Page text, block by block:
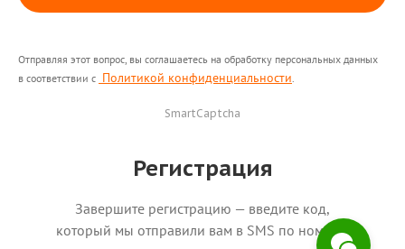
Отправляя этот вопрос, вы соглашаетесь на обработку персональных данных
в соответствии с Политикой конфиденциальности.
SmartCaptcha
Регистрация
Завершите регистрацию — введите код,
который мы отправили вам в SMS по номеру:
Здравствуйте! Поможем с
началом работы в нашем
интересующие вопросы.